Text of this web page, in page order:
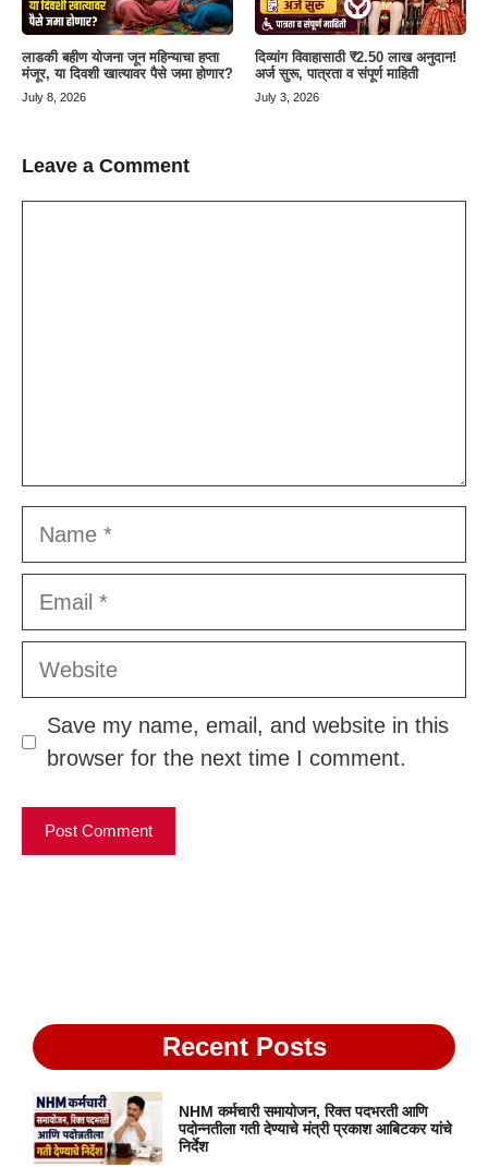
लाडकी बहीण योजना जून महिन्याचा हप्ता
मंजूर, या दिवशी खात्यावर पैसे जमा होणार?
July 8, 2026
दिव्यांग विवाहासाठी ₹2.50 लाख अनुदान!
अर्ज सुरू, पात्रता व संपूर्ण माहिती
July 3, 2026
Leave a Comment
Name
Email
Website
Save my name, email, and website in this
browser for the next time I comment.
Recent Posts
NHM कर्मचारी समायोजन, रिक्त पदभरती आणि
पदोन्नतीला गती देण्याचे मंत्री प्रकाश आबिटकर यांचे
निर्देश